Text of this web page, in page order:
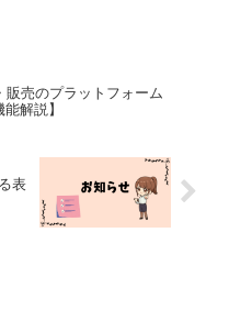
販売のプラットフォーム
能解説】
表